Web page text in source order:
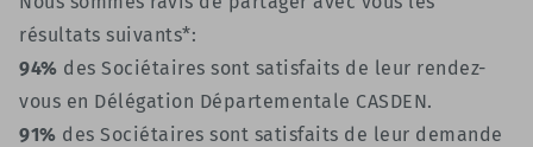
résultats suivants*:
94% des Sociétaires sont satisfaits de leur rendez-
vous en Délégation Départementale CASDEN.
91% des Sociétaires sont satisfaits de leur demande